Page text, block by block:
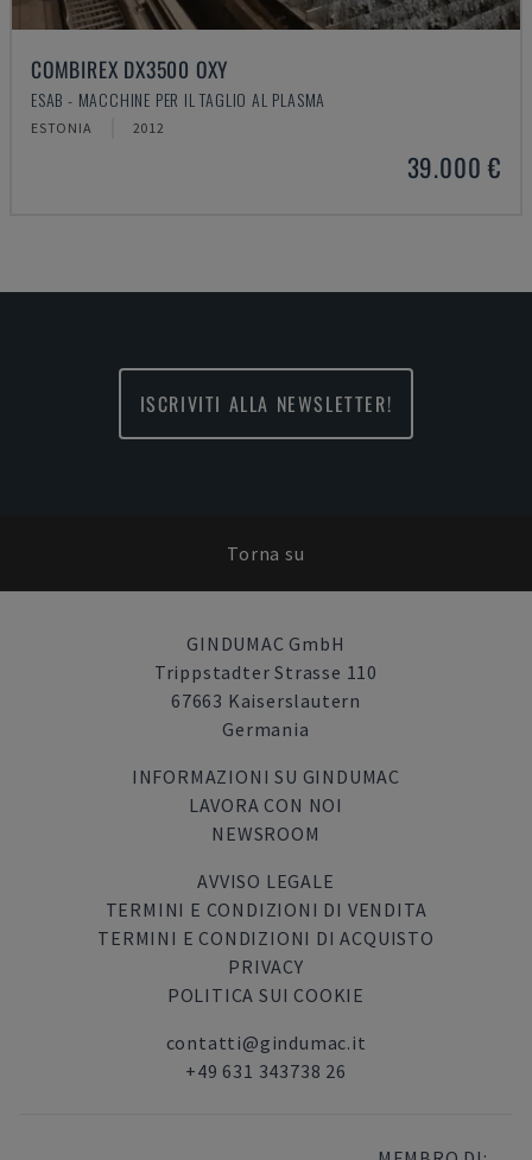
COMBIREX DX3500 OXY
ESAB - MACCHINE PER IL TAGLIO AL PLASMA
ESTONIA 2012
39.000 €
ISCRIVITI ALLA NEWSLETTER!
Torna su
GINDUMAC GmbH
Trippstadter Strasse 110
67663 Kaiserslautern
Germania
INFORMAZIONI SU GINDUMAC
LAVORA CON NOI
NEWSROOM
AVVISO LEGALE
TERMINI E CONDIZIONI DI VENDITA
TERMINI E CONDIZIONI DI ACQUISTO
PRIVACY
POLITICA SUI COOKIE
contatti@gindumac.it
+49 631 343738 26